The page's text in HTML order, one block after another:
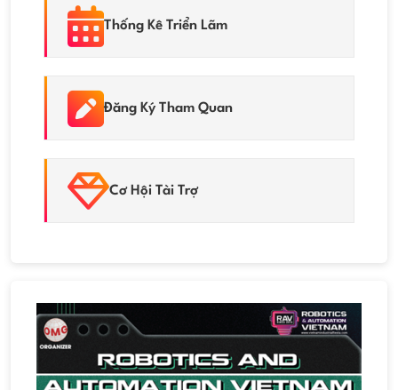
Thống Kê Triển Lãm
Đăng Ký Tham Quan
Cơ Hội Tài Trợ